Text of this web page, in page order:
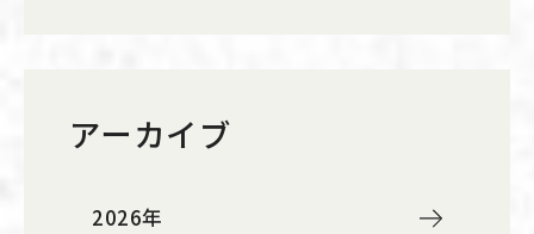
アーカイブ
2026年